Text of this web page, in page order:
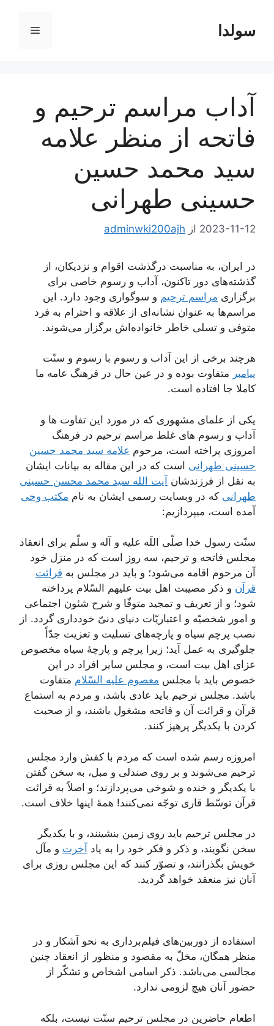
محتواسولدا فهرست
آداب مراسم ترحیم و
فاتحه از منظر علامه
سید محمد حسین
حسینی طهرانی
2023-11-12 از adminwki200ajh
در ایران، به مناسبت درگذشت اقوام و نزدیکان، از
گذشته‌های دور تاکنون، آداب و رسوم خاصی برای
برگزاری مراسم ترحیم و سوگواری وجود دارد. این
مراسم‌ها به عنوان نشانه‌ای از علاقه و احترام به فرد
متوفی و تسلی خاطر خانواده‌اش برگزار می‌شوند.
هرچند برخی از این آداب و رسوم با رسوم و سنّت
پیامبر متفاوت بوده و در عین حال در فرهنگ عامه ما
کاملا جا افتاده است.
یکی از علمای مشهوری که در مورد این تفاوت ها و
آداب و رسوم های غلط مراسم ترحیم در فرهنگ
امروزی پراخته است، مرحوم علامه سید محمد حسین
حسینی طهرانی است که در این مقاله به بیانات ایشان
به نقل از فرزندشان آیت الله سید محمد محسن حسینی
طهرانی که در وبسایت رسمی ایشان به نام مکتب وحی
آمده است، میپردازیم:
سنّت رسول خدا صلّی اللَه علیه و آله و سلّم برای انعقاد
مجلس فاتحه و ترحیم، سه روز است که در منزل خود
آن مرحوم اقامه می‌شود؛ و باید در مجلس به قرائت
قرآن و ذکر مصیبت اهل بیت علیهم السّلام پرداخته
شود؛ و از تعریف و تمجید متوفّا و شرح شئون اجتماعی
و امور شخصیّه و اعتباریّات دنیای دنیّ خودداری گردد. از
نصب پرچم سیاه و پارچه‌های تسلیت و تعزیت جدّاً
جلوگیری به عمل آید؛ زیرا پرچم و پارچۀ سیاه مخصوص
عزای اهل‌ بیت است، و مجلس سایر افراد در این
خصوص باید با مجلس معصوم علیه السّلام متفاوت
باشد. مجلس ترحیم باید عادی باشد، و مردم به استماع
قرآن و قرائت آن و فاتحه مشغول باشند، و از صحبت
کردن با یکدیگر پرهیز کنند.
امروزه رسم شده است که مردم با کفش وارد مجلس
ترحیم می‌شوند و بر روی صندلی و مبل، به سخن گفتن
با یکدیگر و خنده و شوخی می‌پردازند؛ و اصلاً به قرائت
قرآن توسّط قاری توجّه نمی‌کنند! همۀ اینها خلاف است.
در مجلس ترحیم باید روی زمین بنشینند، و با یکدیگر
سخن نگویند، و ذکر و فکر خود را به یاد آخرت و مآل
خویش بگذرانند، و تصوّر کنند که این مجلس روزی برای
آنان نیز منعقد خواهد گردید.
استفاده از دوربین‌های فیلم‌برداری به نحو آشکار و در
منظر همگان، مخلّ به مقصود و منظور از انعقاد چنین
مجالسی می‌باشد. ذکر اسامی اشخاص و تشکّر از
حضور آنان هیچ لزومی ندارد.
اطعام حاضرین در مجلس ترحیم سنّت نیست، بلکه